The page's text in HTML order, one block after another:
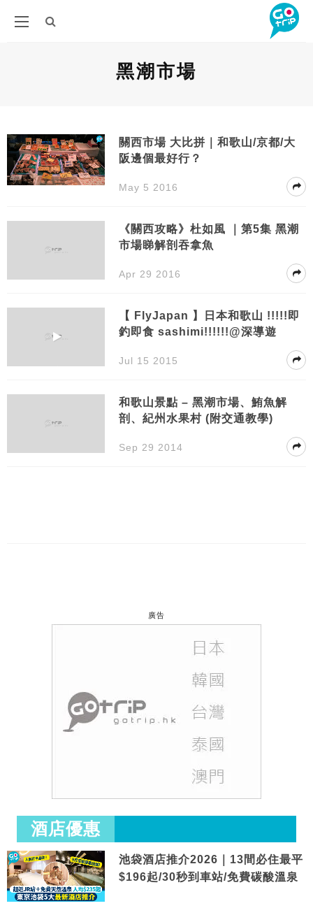
黑潮市場
關西市場 大比拼｜和歌山/京都/大
阪邊個最好行？
May 5 2016
《關西攻略》杜如風 ｜第5集 黑潮
市場睇解剖吞拿魚
Apr 29 2016
【 FlyJapan 】日本和歌山 !!!!!即
釣即食 sashimi!!!!!!@深導遊
Jul 15 2015
和歌山景點 – 黑潮市場、鮪魚解
剖、紀州水果村 (附交通教學)
Sep 29 2014
廣告
酒店優惠
池袋酒店推介2026｜13間必住最平
$196起/30秒到車站/免費碳酸溫泉